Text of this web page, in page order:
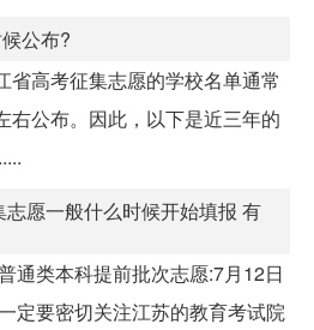
公布?
省高考征集志愿的学校名单通常
右公布。因此，以下是近三年的
愿一般什么时候开始填报 有
通类本科提前批次志愿:7月12日
定要密切关注江苏的教育考试院